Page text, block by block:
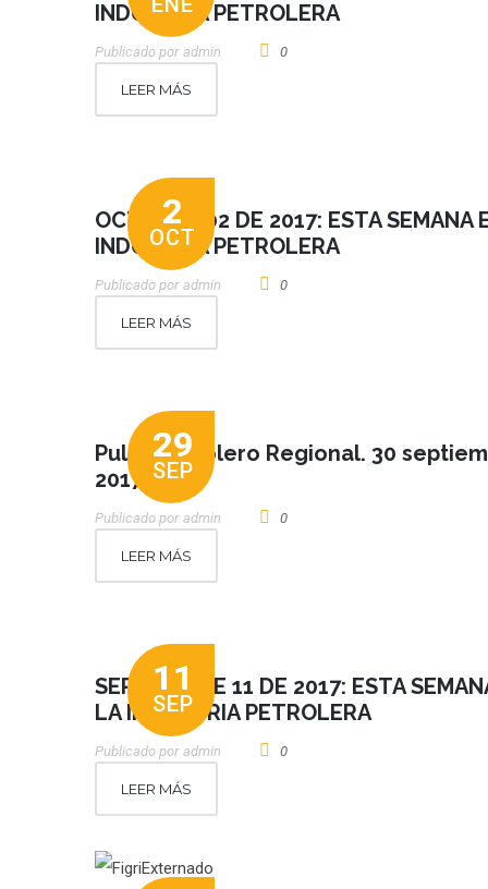
INDUSTRIA PETROLERA
Publicado por Admin 0
LEER MÁS
2
OCT
OCTUBRE 02 DE 2017: ESTA SEMANA
INDUSTRIA PETROLERA
Publicado por Admin 0
LEER MÁS
29
SEP
Pulso Petrolero Regional. 30
2017
Publicado por Admin 0
LEER MÁS
11
SEP
SEPTIEMBRE 11 DE 2017: ESTA
LA INDUSTRIA PETROLERA
Publicado por Admin 0
LEER MÁS